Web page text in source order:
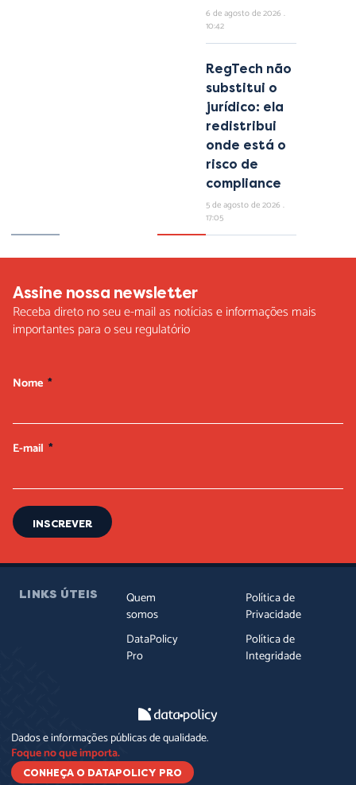
6 de agosto de 2026
10:42
RegTech não
substitui o
jurídico: ela
redistribui
onde está o
risco de
compliance
5 de agosto de 2026
17:05
Assine nossa newsletter
Receba direto no seu e-mail as notícias e informações mais
importantes para o seu regulatório
Nome
E-mail
INSCREVER
LINKS ÚTEIS
Quem
somos
DataPolicy
Pro
Política de
Privacidade
Política de
Integridade
Dados e informações públicas de qualidade.
Foque no que importa.
CONHEÇA O DATAPOLICY PRO